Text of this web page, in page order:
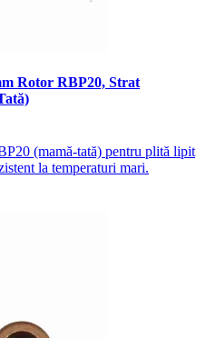
Rotor RBP20, Strat
(mamă-tată) pentru plită lipit
la temperaturi mari.